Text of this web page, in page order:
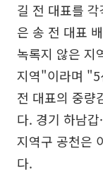
길 전 대표를
은 송 전 대표
녹록지 않은 지
지역"이라며 "5
전 대표의 중량
다. 경기 하남갑
지역구 공천은
다.